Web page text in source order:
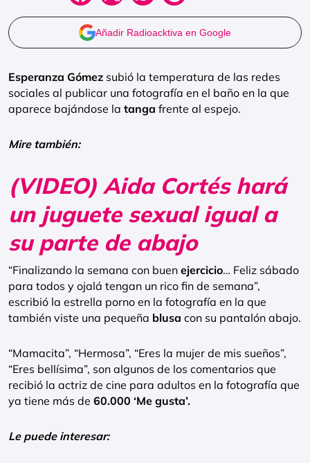
Añadir Radioacktiva en Google
Esperanza Gómez subió la temperatura de las redes
sociales al publicar una fotografía en el baño en la que
aparece bajándose la tanga frente al espejo.
Mire también:
(VIDEO) Aida Cortés hará
un juguete sexual igual a
su parte de abajo
“Finalizando la semana con buen ejercicio… Feliz sábado
para todos y ojalá tengan un rico fin de semana”,
escribió la estrella porno en la fotografía en la que
también viste una pequeña blusa con su pantalón abajo.
“Mamacita”, “Hermosa”, “Eres la mujer de mis sueños”,
“Eres bellísima”, son algunos de los comentarios que
recibió la actriz de cine para adultos en la fotografía que
ya tiene más de 60.000 ‘Me gusta’.
Le puede interesar: